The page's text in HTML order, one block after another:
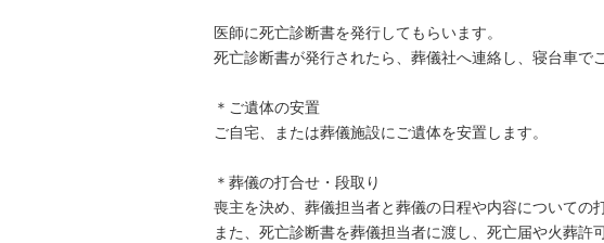
医師に死亡診断書を発行してもらいます。
死亡診断書が発行されたら、葬儀社へ連絡し、寝台車で
＊ご遺体の安置
ご自宅、または葬儀施設にご遺体を安置します。
＊葬儀の打合せ・段取り
喪主を決め、葬儀担当者と葬儀の日程や内容についての
また、死亡診断書を葬儀担当者に渡し、死亡届や火葬許